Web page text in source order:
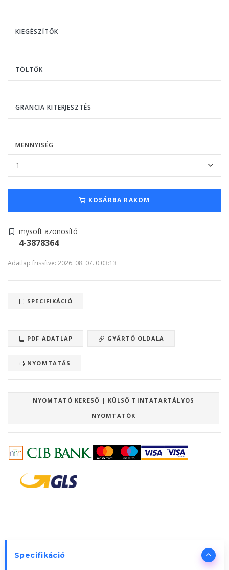
KIEGÉSZÍTŐK
TÖLTŐK
GRANCIA KITERJESZTÉS
MENNYISÉG
KOSÁRBA RAKOM
mysoft azonosító
4-3878364
Adatlap frissítve: 2026. 08. 07. 0:03:13
SPECIFIKÁCIÓ
PDF ADATLAP GYÁRTÓ OLDALA
NYOMTATÁS
NYOMTATÓ KERESŐ | KÜLSŐ TINTATARTÁLYOS
NYOMTATÓK
Specifikáció